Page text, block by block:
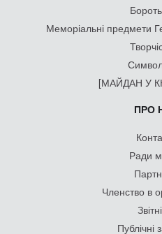
Меморіальні предмети
[МАЙДАН У
ПРО
Ради
Членство в
Публічні